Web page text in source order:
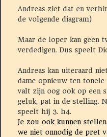
Andreas ziet dat en
de volgende diagram)
Maar de loper kan geen
verdedigen. Dus speelt
Andreas kan uiteraard
dame opnieuw ten
valt zijn oog ook op een
geluk, pat in de stelling.
speelt hij 3. h4.
Je zou ook kunnen
we niet onnodig de pret